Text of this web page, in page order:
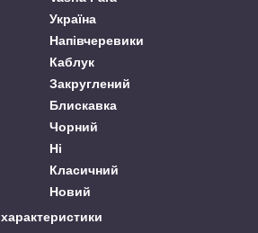
Україна
Напівчеревики
Каблук
Закруглений
Блискавка
Чорний
Ні
Класичний
Новий